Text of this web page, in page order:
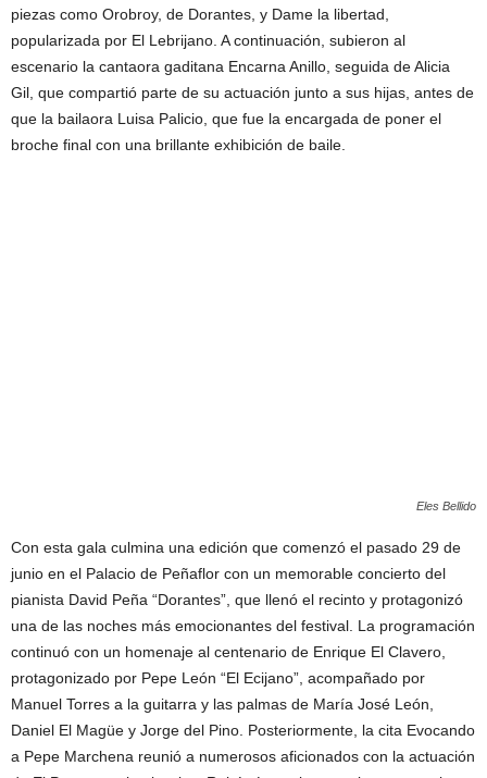
piezas como Orobroy, de Dorantes, y Dame la libertad,
popularizada por El Lebrijano. A continuación, subieron al
escenario la cantaora gaditana Encarna Anillo, seguida de Alicia
Gil, que compartió parte de su actuación junto a sus hijas, antes de
que la bailaora Luisa Palicio, que fue la encargada de poner el
broche final con una brillante exhibición de baile.
Eles Bellido
Con esta gala culmina una edición que comenzó el pasado 29 de
junio en el Palacio de Peñaflor con un memorable concierto del
pianista David Peña “Dorantes”, que llenó el recinto y protagonizó
una de las noches más emocionantes del festival. La programación
continuó con un homenaje al centenario de Enrique El Clavero,
protagonizado por Pepe León “El Ecijano”, acompañado por
Manuel Torres a la guitarra y las palmas de María José León,
Daniel El Magüe y Jorge del Pino. Posteriormente, la cita Evocando
a Pepe Marchena reunió a numerosos aficionados con la actuación